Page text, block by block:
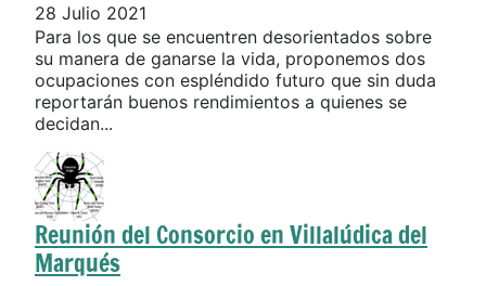
28 Julio 2021
Para los que se encuentren desorientados sobre
su manera de ganarse la vida, proponemos dos
ocupaciones con espléndido futuro que sin duda
reportarán buenos rendimientos a quienes se
decidan...
Reunión del Consorcio en Villalúdica del
Marqués